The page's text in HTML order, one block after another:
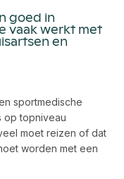
goed in
vaak werkt met
en
sportmedische
op topniveau
moet reizen of dat
worden met een